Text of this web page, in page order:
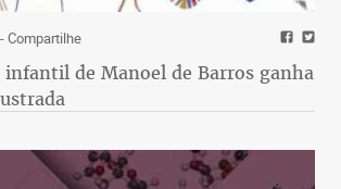
- Compartilhe
de Manoel de Barros ganha